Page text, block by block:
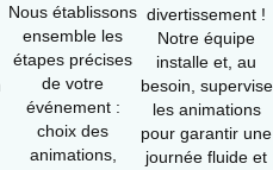
Nous établissons
ensemble les
étapes précises
de votre
événement :
choix des
animations,
divertissement !
Notre équipe
installe et, au
besoin, supervise
les animations
pour garantir une
journée fluide et